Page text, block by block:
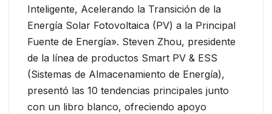
Inteligente, Acelerando la Transición de la
Energía Solar Fotovoltaica (PV) a la Principal
Fuente de Energía». Steven Zhou, presidente
de la línea de productos Smart PV & ESS
(Sistemas de Almacenamiento de Energía),
presentó las 10 tendencias principales junto
con un libro blanco, ofreciendo apoyo